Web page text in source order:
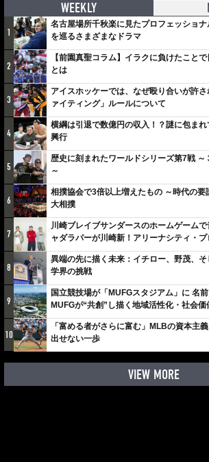
WEEKLY
1
名古屋場所千秋楽に見たプロフェッショ
を巡るさまざまなドラマ
2
【前園真聖コラム】イラクに負けたこと
とは
3
アイスホッケーでは、なぜ殴り合いが許
ァイティング」ルールについて
4
横綱は引退で数億円の収入！？謎に包ま
興行
5
歴史に刻まれたワールドシリーズ第7戦 ～
～
6
相撲協会で3倍以上増えたもの ～時代の
大相撲
7
川崎ブレイブサンダースのホームゲーム
ャダラパーが川崎新！アリーナシティ・
しみでしかないでしょ。川崎は、ずっと
8
異端の先に描く未来：イチロー、野茂、
学界の挑戦
9
国立競技場が「MUFGスタジアム」に 名
MUFGが“共創”し描く地域活性化・社会
10
「富める者がさらに富む」MLBの資本主
出せない一歩
VIEW MORE